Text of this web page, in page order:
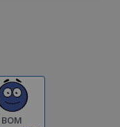
BOM